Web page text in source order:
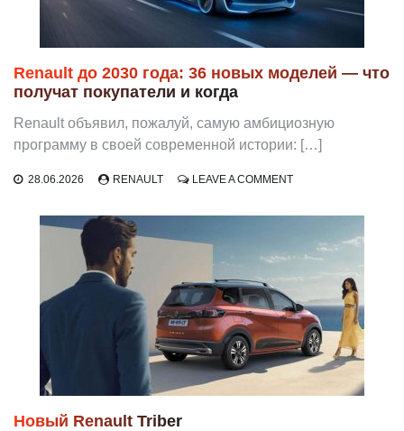
Renault до 2030 года: 36 новых моделей — что
получат покупатели и когда
Renault объявил, пожалуй, самую амбициозную
программу в своей современной истории: […]
28.06.2026 RENAULT LEAVE A COMMENTON
ГОДА:
НОВЫХ
МОДЕЛЕЙ
—
ЧТО
ПОЛУЧАТ
ПОКУПАТЕЛИ
Новый Renault Triber